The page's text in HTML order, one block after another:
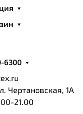
6300
Чертановская, 1А
21.00